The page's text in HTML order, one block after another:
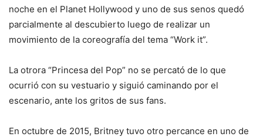
noche en el Planet Hollywood y uno de sus senos quedó
parcialmente al descubierto luego de realizar un
movimiento de la coreografía del tema “Work it”.
La otrora “Princesa del Pop” no se percató de lo que
ocurrió con su vestuario y siguió caminando por el
escenario, ante los gritos de sus fans.
En octubre de 2015, Britney tuvo otro percance en uno de